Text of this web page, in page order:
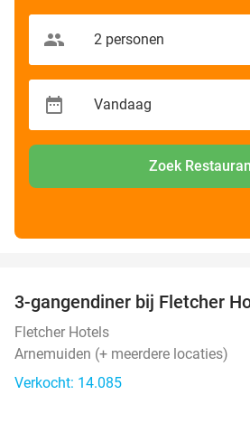
Zoek
3-gangendiner bij Fletcher
Fletcher Hotels
Arnemuiden (+ meerdere locaties)
Verkocht: 14.085